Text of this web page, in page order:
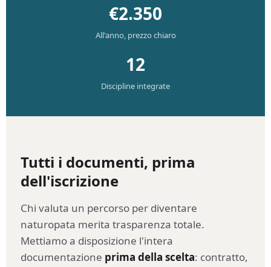
€2.350
All'anno, prezzo chiaro
12
Discipline integrate
Tutti i documenti, prima
dell'iscrizione
Chi valuta un percorso per diventare
naturopata merita trasparenza totale.
Mettiamo a disposizione l'intera
documentazione prima della scelta: contratto,